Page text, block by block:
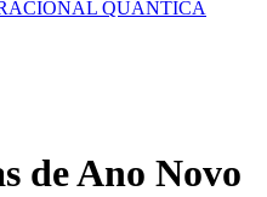
QUÂNTICA
de Ano Novo